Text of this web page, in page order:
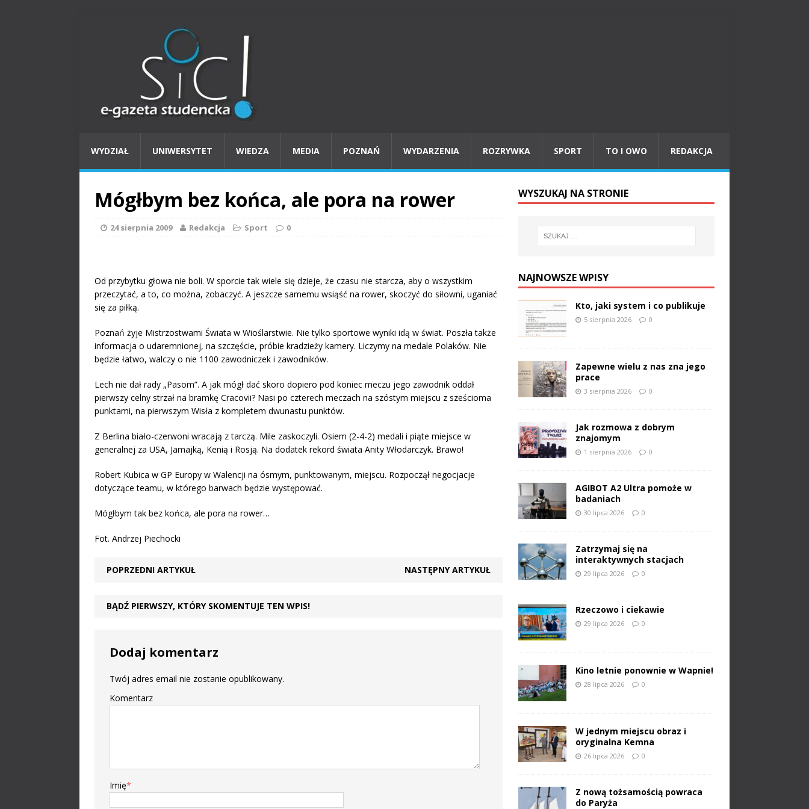
WYDZIAŁ UNIWERSYTET WIEDZA MEDIA POZNAŃ WYDARZENIA ROZRYWKA SPORT TO I OWO REDAKCJA
Mógłbym bez końca, ale pora na rower
24 sierpnia 2009 Redakcja Sport 0
Od przybytku głowa nie boli. W sporcie tak wiele się dzieje, że czasu nie starcza, aby o wszystkim
przeczytać, a to, co można, zobaczyć. A jeszcze samemu wsiąść na rower, skoczyć do siłowni, uganiać
się za piłką.
Poznań żyje Mistrzostwami Świata w Wioślarstwie. Nie tylko sportowe wyniki idą w świat. Poszła także
informacja o udaremnionej, na szczęście, próbie kradzieży kamery. Liczymy na medale Polaków. Nie
będzie łatwo, walczy o nie 1100 zawodniczek i zawodników.
Lech nie dał rady „Pasom”. A jak mógł dać skoro dopiero pod koniec meczu jego zawodnik oddał
pierwszy celny strzał na bramkę Cracovii? Nasi po czterech meczach na szóstym miejscu z sześcioma
punktami, na pierwszym Wisła z kompletem dwunastu punktów.
Z Berlina biało-czerwoni wracają z tarczą. Mile zaskoczyli. Osiem (2-4-2) medali i piąte miejsce w
generalnej za USA, Jamajką, Kenią i Rosją. Na dodatek rekord świata Anity Włodarczyk. Brawo!
Robert Kubica w GP Europy w Walencji na ósmym, punktowanym, miejscu. Rozpoczął negocjacje
dotyczące teamu, w którego barwach będzie występować.
Mógłbym tak bez końca, ale pora na rower…
Fot. Andrzej Piechocki
POPRZEDNI ARTYKUŁ NASTĘPNY ARTYKUŁ
BĄDŹ PIERWSZY, KTÓRY SKOMENTUJE TEN WPIS!
Dodaj komentarz
Twój adres email nie zostanie opublikowany.
Komentarz
Imię*
WYSZUKAJ NA STRONIE
NAJNOWSZE WPISY
Kto, jaki system i co publikuje
5 sierpnia 2026 0
Zapewne wielu z nas zna jego
prace
3 sierpnia 2026 0
Jak rozmowa z dobrym
znajomym
1 sierpnia 2026 0
AGIBOT A2 Ultra pomoże w
badaniach
30 lipca 2026 0
Zatrzymaj się na
interaktywnych stacjach
29 lipca 2026 0
Rzeczowo i ciekawie
29 lipca 2026 0
Kino letnie ponownie w Wapnie!
28 lipca 2026 0
W jednym miejscu obraz i
oryginalna Kemna
26 lipca 2026 0
Z nową tożsamością powraca
do Paryża